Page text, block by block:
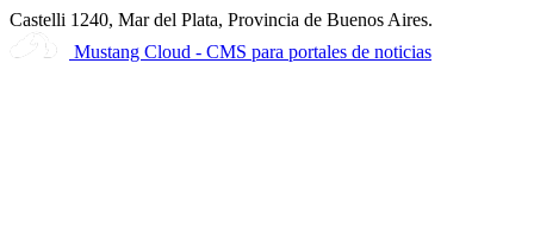
Castelli 1240, Mar del Plata, Provincia de Buenos Aires.
Mustang Cloud - CMS para portales de noticias